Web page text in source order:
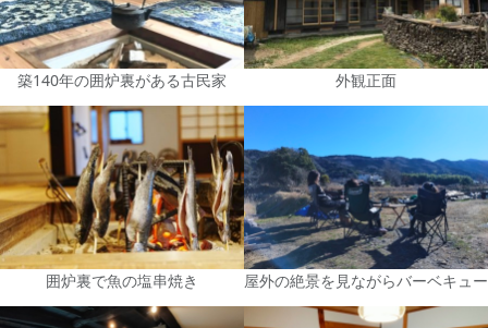
築140年の囲炉裏がある古民家 外観正面
囲炉裏で魚の塩串焼き 屋外の絶景を見ながらバーベキュー